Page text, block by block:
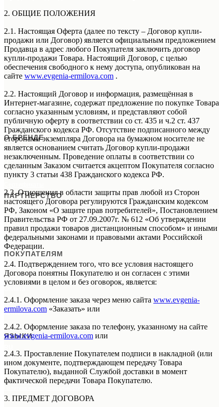
О БРЕНДЕ
Evgenia Ermilova™
О Евгении Ермиловой
О скульптурной живописи
ПАРТНЕРСТВО
Дизайнерам
Галереям
Организаторам МК
Райдер
ПОКУПАТЕЛЯМ
Уход за картинами
Доставка
Возврат
Контакты
ЯЗЫКИ
Оферта
2. ОБЩИЕ ПОЛОЖЕНИЯ
2.1. Настоящая Оферта (далее по тексту – Договор купли-
продажи или Договор) является официальным предложением
Продавца в адрес любого Покупателя заключить договор
купли-продажи Товара. Настоящий Договор, с целью
обеспечения свободного к нему доступа, опубликован на
сайте www.evgenia-ermilova.com .
2.2. Настоящий Договор и информация, размещённая в
Интернет-магазине, содержат предложение по покупке Товара
согласно указанным условиям, и представляют собой
публичную оферту в соответствии со ст. 435 и ч.2 ст. 437
Гражданского кодекса РФ. Отсутствие подписанного между
сторонами экземпляра Договора на бумажном носителе не
является основанием считать Договор купли-продажи
незаключенным. Проведение оплаты в соответствии со
сделанным Заказом считается акцептом Покупателя согласно
пункту 3 статьи 438 Гражданского кодекса РФ.
2.3. Отношения в области защиты прав любой из Сторон
настоящего Договора регулируются Гражданским кодексом
РФ, Законом «О защите прав потребителей», Постановлением
Правительства РФ от 27.09.2007г. № 612 «Об утверждении
правил продажи товаров дистанционным способом» и иными
федеральными законами и правовыми актами Российской
Федерации.
2.4. Подтверждением того, что все условия настоящего
Договора понятны Покупателю и он согласен с этими
условиями в целом и без оговорок, является:
2.4.1. Оформление заказа через меню сайта www.evgenia-
ermilova.com «Заказать» или
2.4.2. Оформление заказа по телефону, указанному на сайте
www.evgenia-ermilova.com или
2.4.3. Проставление Покупателем подписи в накладной (или
ином документе, подтверждающем передачу Товара
Покупателю), выданной Службой доставки в момент
фактической передачи Товара Покупателю.
3. ПРЕДМЕТ ДОГОВОРА